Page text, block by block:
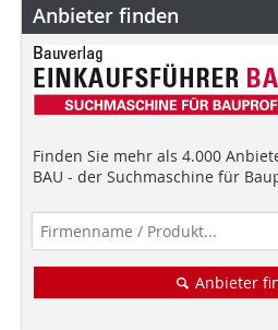
Anbieter finden
Finden Sie mehr als 4.000
BAU - der Suchmaschine für
Anbieter